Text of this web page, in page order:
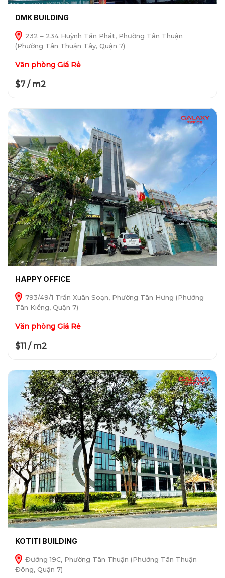
DMK BUILDING
232 – 234 Huỳnh Tấn Phát, Phường Tân Thuận
(Phường Tân Thuận Tây, Quận 7)
Văn phòng Giá Rẻ
$7 / m2
HAPPY OFFICE
793/49/1 Trần Xuân Soạn, Phường Tân Hưng (Phường
Tân Kiểng, Quận 7)
Văn phòng Giá Rẻ
$11 / m2
KOTITI BUILDING
Đường 19C, Phường Tân Thuận (Phường Tân Thuận
Đông, Quận 7)